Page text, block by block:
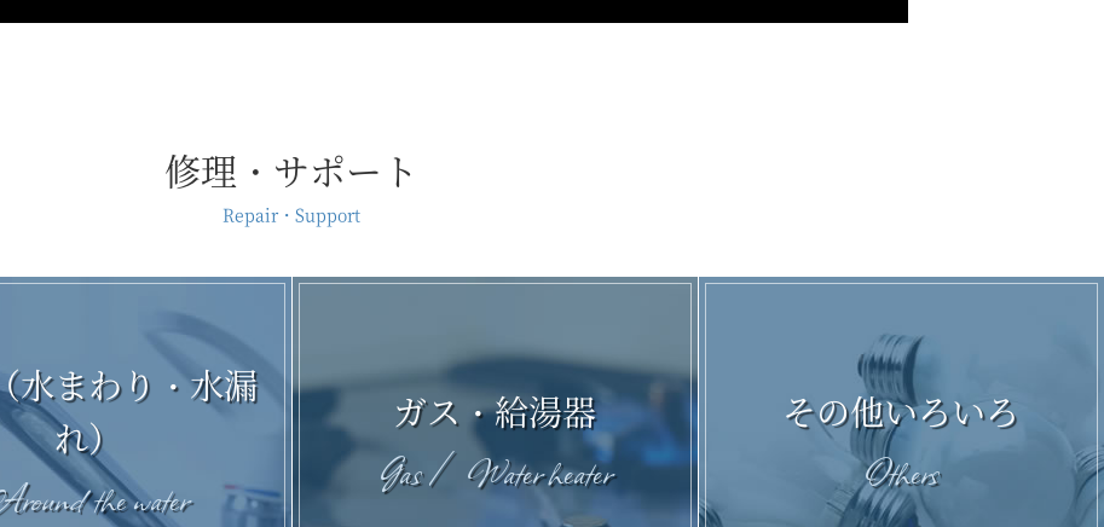
修理・サポート
Repair・Support
水まわり・水漏
れ）
the water
ガス・給湯器
Gas / Water heater
その他いろいろ
Others